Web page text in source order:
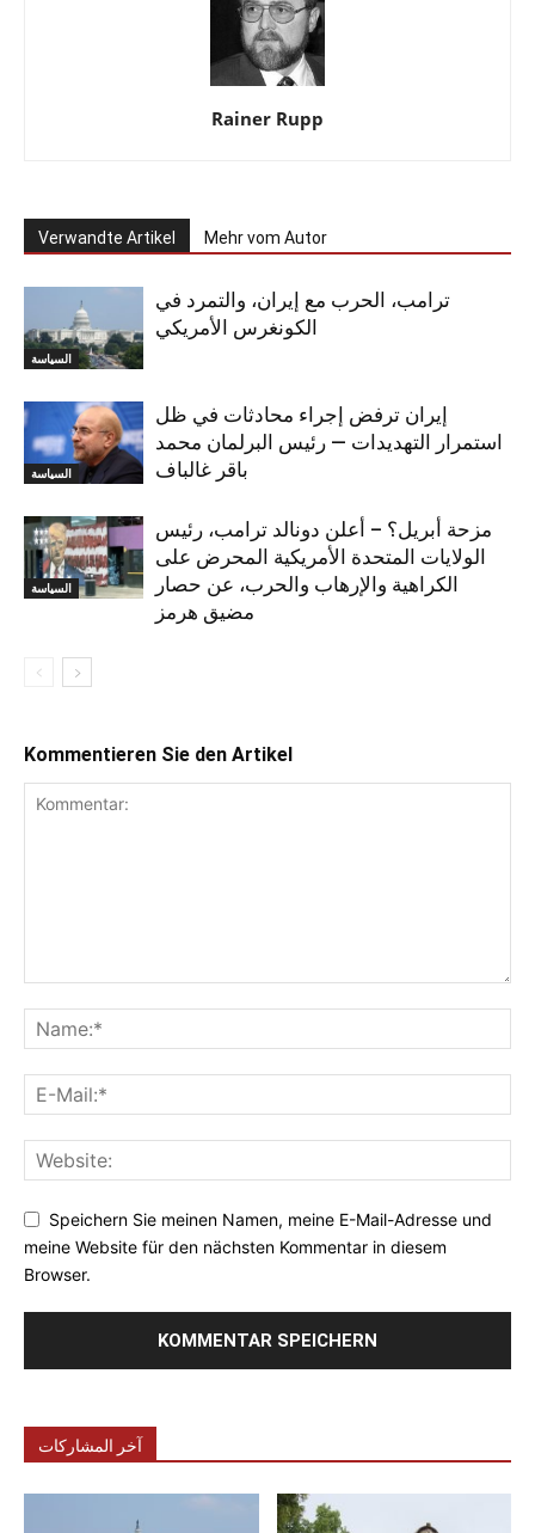
Rainer Rupp
Verwandte Artikel Mehr vom Autor
السياسة
ترامب، الحرب مع إيران، والتمرد في
الكونغرس الأمريكي
السياسة
إيران ترفض إجراء محادثات في ظل
استمرار التهديدات — رئيس البرلمان محمد
باقر غالباف
السياسة
مزحة أبريل؟ – أعلن دونالد ترامب، رئيس
الولايات المتحدة الأمريكية المحرض على
الكراهية والإرهاب والحرب، عن حصار
مضيق هرمز
Kommentieren Sie den Artikel
Speichern Sie meinen Namen, meine E-Mail-Adresse und
meine Website für den nächsten Kommentar in diesem
Browser.
آخر المشاركات